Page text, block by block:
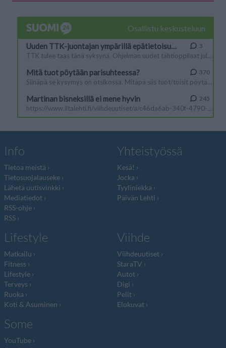
Info
Tietoa meistä
Tietosuojalauseke
Lähetä uutisvinkki
Mediatiedot
RSS-ohje
RSS
Yhteistyössä
Kesä!
Jocka
Tyyliniekka
Päivän Lehti
Lifestyle
Matkailu
Fitness
Lifestyle
Terveys
Ruoka
Koti & Asuminen
Viihde
Viihdeuutiset
StaraTV
Autot
Digi
Pelit
Elokuvat
Some
YouTube